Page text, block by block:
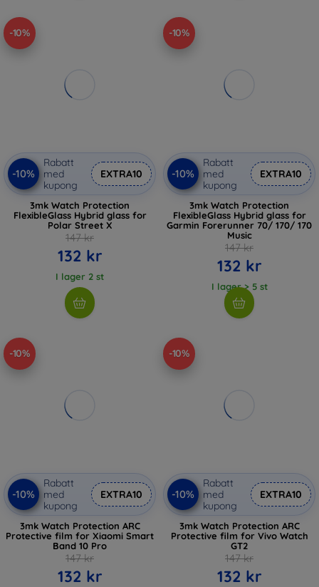
-10%
-10%
Rabatt
med
kupong
EXTRA10
3mk Watch Protection
FlexibleGlass Hybrid glass for
Polar Street X
147 kr
132 kr
I lager 2 st
-10%
-10%
Rabatt
med
kupong
EXTRA10
3mk Watch Protection
FlexibleGlass Hybrid glass for
Garmin Forerunner 70/ 170/ 170
Music
147 kr
132 kr
I lager > 5 st
-10%
-10%
Rabatt
med
kupong
EXTRA10
3mk Watch Protection ARC
Protective film for Xiaomi Smart
Band 10 Pro
147 kr
132 kr
-10%
-10%
Rabatt
med
kupong
EXTRA10
3mk Watch Protection ARC
Protective film for Vivo Watch
GT2
147 kr
132 kr